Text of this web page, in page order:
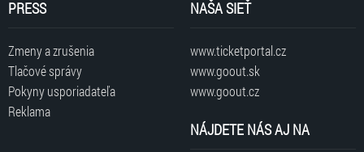
PRESS
Zmeny a zrušenia
Tlačové správy
Pokyny usporiadateľa
Reklama
NAŠA SIEŤ
www.ticketportal.cz
www.goout.sk
www.goout.cz
NÁJDETE NÁS AJ NA